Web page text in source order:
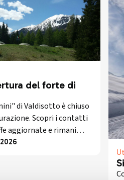
del forte di
di Valdisotto è chiuso
Scopri i contatti
aggiornate e rimani
progetto di riapertura.